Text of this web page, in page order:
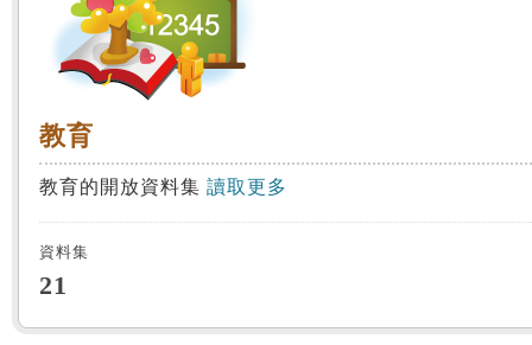
教育
教育
教育的開放資料集 讀取更多
資料集
21